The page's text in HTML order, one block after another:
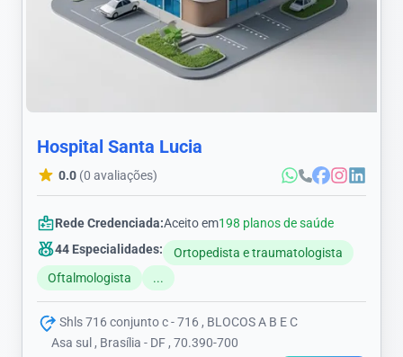
Hospital Santa Lucia
0.0 (0 avaliações)
Rede Credenciada:Aceito em198 planos de saúde
44 Especialidades:
Ortopedista e traumatologista
Oftalmologista
...
Shls 716 conjunto c - 716 , BLOCOS A B E C
Asa sul , Brasília - DF , 70.390-700